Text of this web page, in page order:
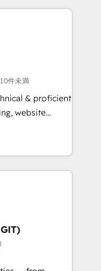
HubSpot
over a
analysis,
on
leads.
件未満
& proficient
website
Impact
🏆2019
Award 🏆